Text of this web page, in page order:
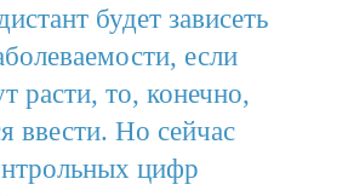
будет зависеть
если
расти, то, конечно,
ввести. Но сейчас
цифр